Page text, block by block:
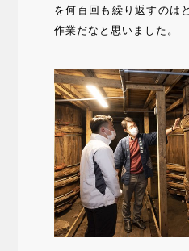
を何百回も繰り返すのは
作業だなと思いました。